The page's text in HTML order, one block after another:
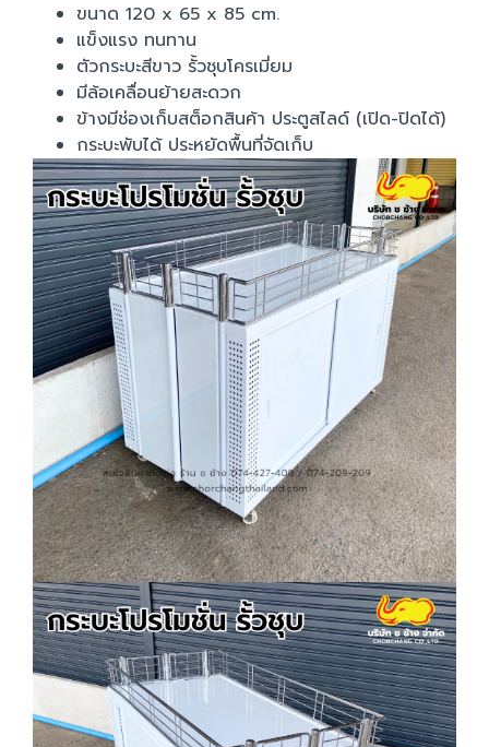
ขนาด 120 x 65 x 85 cm.
แข็งแรง ทนทาน
ตัวกระบะสีขาว รั้วชุบโครเมี่ยม
มีล้อเคลื่อนย้ายสะดวก
ข้างมีช่องเก็บสต็อกสินค้า ประตูสไลด์ (เปิด-ปิดได้)
กระบะพับได้ ประหยัดพื้นที่จัดเก็บ